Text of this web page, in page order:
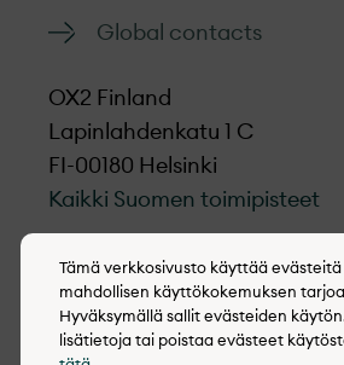
Global contacts
OX2 Finland
Lapinlahdenkatu 1 C
FI-00180 Helsinki
Kaikki Suomen toimipisteet
LinkedIn
Tämä verkkosivusto käyttää
mahdollisen käyttökokemuksen
Hyväksymällä sallit evästeiden
lisätietoja tai poistaa evästeet